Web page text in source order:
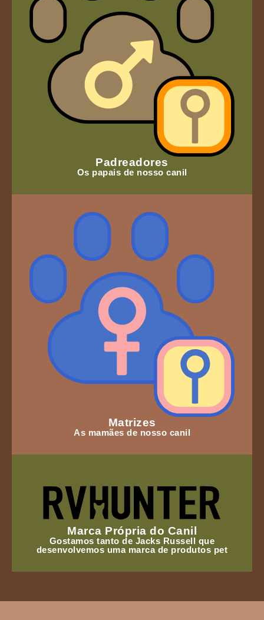
Padreadores
Os papais de nosso canil
Matrizes
As mamães de nosso canil
Marca Própria do Canil
Gostamos tanto de Jacks Russell que
desenvolvemos uma marca de produtos pet